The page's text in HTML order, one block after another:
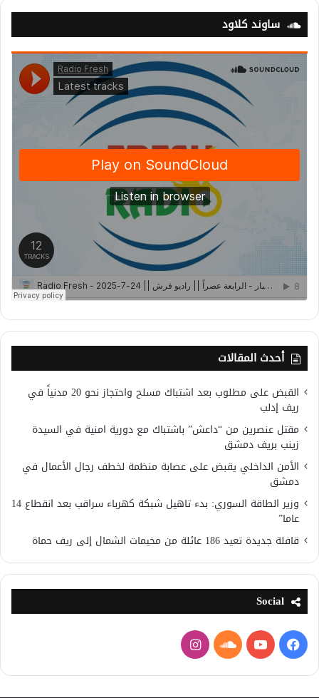
ساوند كلاود
أحدث المقالات
القبض على مطلوب بعد اشتباك مسلح واحتجاز نحو 20 مدنياً في
ريف إدلب
مقتل عنصرين من “داعش” باشتباك مع دورية امنية في السيدة
زينب بريف دمشق
الأمن الداخلي يقبض على عصابة منظمة لخطف رجال الأعمال في
دمشق
وزير الطاقة السوري: بدء تاهيل شبكة كهرباء سراقب بعد انقطاع 14
عاما”
قافلة جديدة تعيد 186 عائلة من مخيمات الشمال إلى ريف حماة
Social
فيسبوكيوتيوبساوند
كلاود
انستقرام